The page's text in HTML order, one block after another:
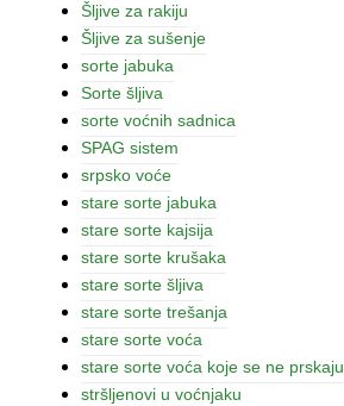
Šljive za rakiju
Šljive za sušenje
sorte jabuka
Sorte šljiva
sorte voćnih sadnica
SPAG sistem
srpsko voće
stare sorte jabuka
stare sorte kajsija
stare sorte krušaka
stare sorte šljiva
stare sorte trešanja
stare sorte voća
stare sorte voća koje se ne prskaju
stršljenovi u voćnjaku